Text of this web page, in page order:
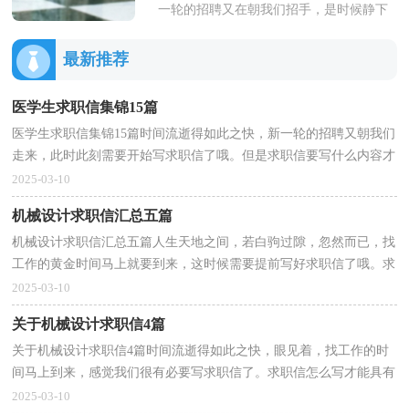
一轮的招聘又在朝我们招手，是时候静下
最新推荐
医学生求职信集锦15篇
医学生求职信集锦15篇时间流逝得如此之快，新一轮的招聘又朝我们
走来，此时此刻需要开始写求职信了哦。但是求职信要写什么内容才
是恰当的呢？以下是小编精心整理的医学生求职信，仅...
2025-03-10
机械设计求职信汇总五篇
机械设计求职信汇总五篇人生天地之间，若白驹过隙，忽然而已，找
工作的黄金时间马上就要到来，这时候需要提前写好求职信了哦。求
职信要怎么写？想必这让大家都很苦恼吧，下面是小编整理...
2025-03-10
关于机械设计求职信4篇
关于机械设计求职信4篇时间流逝得如此之快，眼见着，找工作的时
间马上到来，感觉我们很有必要写求职信了。求职信怎么写才能具有
特色？下面是小编精心整理的机械设计求职信4篇，仅供参...
2025-03-10